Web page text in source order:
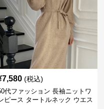
7,580 (税込)
代ファッション 長袖ニットワ
ピース タートルネック ウエス